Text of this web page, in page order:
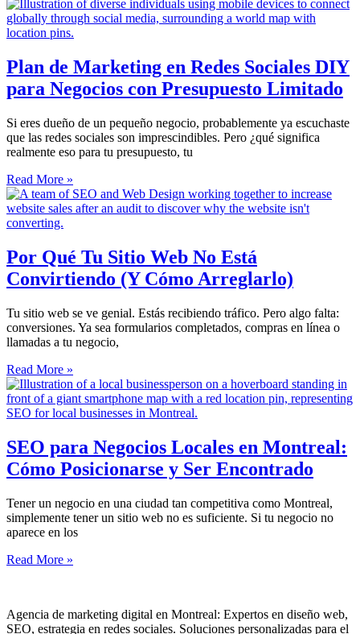
Plan de Marketing en Redes Sociales DIY
para Negocios con Presupuesto Limitado
Si eres dueño de un pequeño negocio, probablemente ya escuchaste
que las redes sociales son imprescindibles. Pero ¿qué significa
realmente eso para tu presupuesto, tu
Read More »
Por Qué Tu Sitio Web No Está
Convirtiendo (Y Cómo Arreglarlo)
Tu sitio web se ve genial. Estás recibiendo tráfico. Pero algo falta:
conversiones. Ya sea formularios completados, compras en línea o
llamadas a tu negocio,
Read More »
SEO para Negocios Locales en Montreal:
Cómo Posicionarse y Ser Encontrado
Tener un negocio en una ciudad tan competitiva como Montreal,
simplemente tener un sitio web no es suficiente. Si tu negocio no
aparece en los
Read More »
Agencia de marketing digital en Montreal: Expertos en diseño web,
SEO, estrategia en redes sociales. Soluciones personalizadas para el